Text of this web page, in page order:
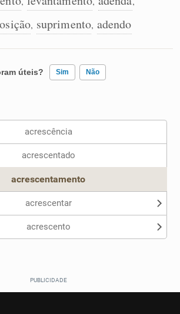
, suprimento, adendo
úteis? Sim Não
apresentados me ajudou
acrescência
acrescentado
acrescentamento
acrescentar
acrescento